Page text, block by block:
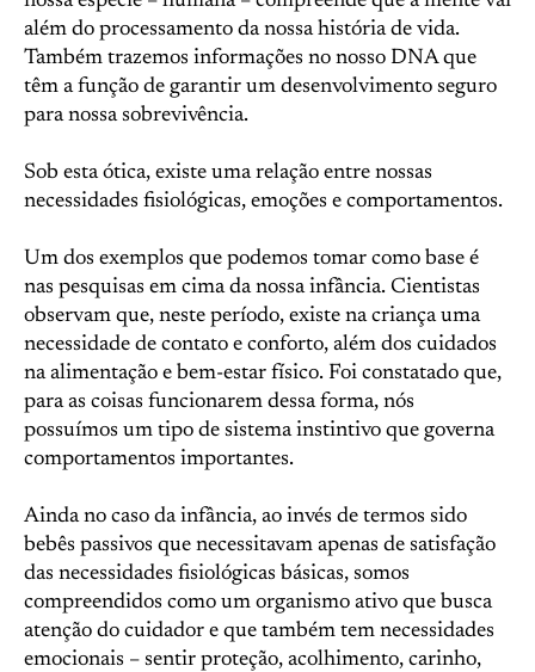
além do processamento da nossa história de vida.
Também trazemos informações no nosso DNA que
têm a função de garantir um desenvolvimento seguro
para nossa sobrevivência.
Sob esta ótica, existe uma relação entre nossas
necessidades fisiológicas, emoções e comportamentos.
Um dos exemplos que podemos tomar como base é
nas pesquisas em cima da nossa infância. Cientistas
observam que, neste período, existe na criança uma
necessidade de contato e conforto, além dos cuidados
na alimentação e bem-estar físico. Foi constatado que,
para as coisas funcionarem dessa forma, nós
possuímos um tipo de sistema instintivo que governa
comportamentos importantes.
Ainda no caso da infância, ao invés de termos sido
bebês passivos que necessitavam apenas de satisfação
das necessidades fisiológicas básicas, somos
compreendidos como um organismo ativo que busca
atenção do cuidador e que também tem necessidades
emocionais – sentir proteção, acolhimento, carinho,